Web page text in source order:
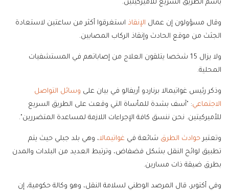
باسم الطريق السريع للأميركيتين.
وقال مسؤولون إن عمال الإنقاذ استغرقوا أكثر من ساعتين لاستعادة
الجثث من موقع الحادث وإنقاذ الركاب المصابين.
ولا يزال 15 شخصا يتلقون العلاج من إصاباتهم في المستشفيات
المحلية.
وذكر رئيس غواتيمالا برناردو أريفالو في بيان على وسائل التواصل
الاجتماعي: "آسف بشدة للمأساة التي وقعت على الطريق السريع
للأميركيتين. نحن ننسق كافة الإجراءات اللازمة لمساعدة المتضررين".
وتعتبرحوادث الطرق شائعة في غواتيمالا، وهي بلد جبلي حيث يتم
تطبيق لوائح النقل بشكل فضفاض، وترتبط العديد من البلدات والمدن
بطرق ضيقة ذات مسارين.
وفي أكتوبر، قال المرصد الوطني لسلامة النقل، وهو وكالة حكومية، إن